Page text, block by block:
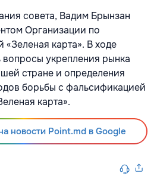
совета, Вадим Брынзан
Организации по
карта». В ходе
укрепления рынка
стране и определения
борьбы с фальсификацией
карта».
новости Point.md в Google